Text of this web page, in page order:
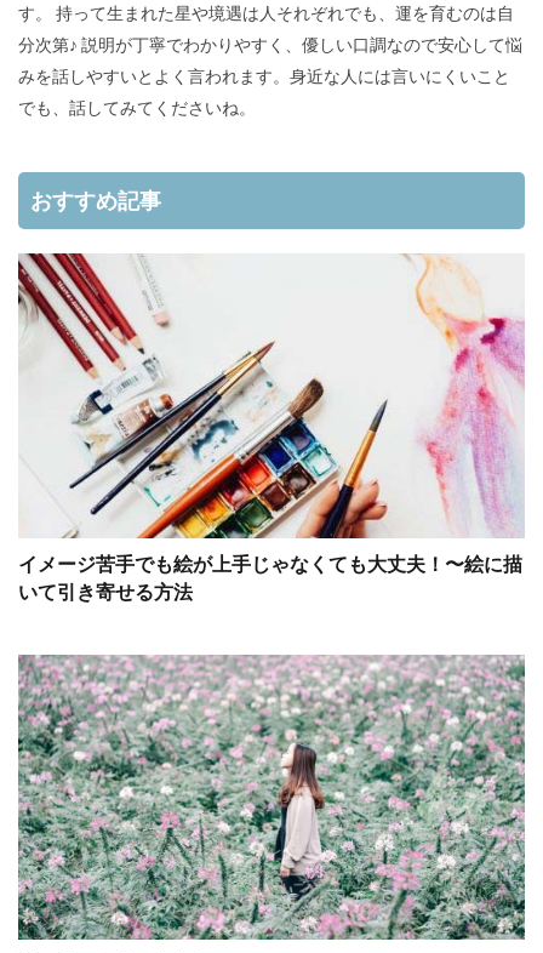
す。 持って生まれた星や境遇は人それぞれでも、運を育むのは自
分次第♪ 説明が丁寧でわかりやすく、優しい口調なので安心して悩
みを話しやすいとよく言われます。身近な人には言いにくいこと
でも、話してみてくださいね。
おすすめ記事
イメージ苦手でも絵が上手じゃなくても大丈夫！〜絵に描
いて引き寄せる方法